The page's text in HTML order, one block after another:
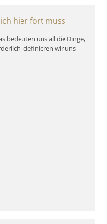
hier fort muss
bedeuten uns all die Dinge,
definieren wir uns